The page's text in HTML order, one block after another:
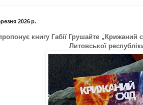
2026 р.
книгу Габії Грушайте
Литовської